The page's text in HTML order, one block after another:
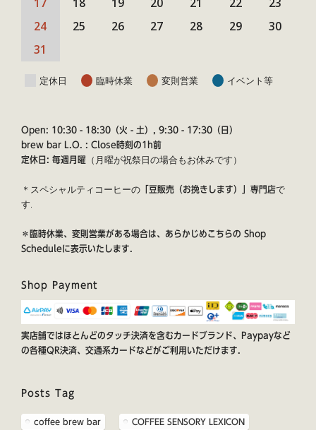
17
18 19 20 21 22
23
24
25 26 27 28 29
30
31
定休日 臨時休業 変則営業 イベント等
Open: 10:30 - 18:30（火 - 土）, 9:30 - 17:30（日）
brew bar L.O. : Close時刻の1h前
定休日: 毎週月曜
（月曜が祝祭日の場合もお休みです）
＊スペシャルティコーヒーの「豆販売（お挽きします）」専門店で
す.
＊臨時休業、変則営業がある場合は、あらかじめこちらの Shop
Scheduleに表示いたします.
Shop Payment
実店舗ではほとんどのタッチ決済を含むカードブランド、Paypayなど
の各種QR決済、交通系カードなどがご利用いただけます.
Posts Tag
coffee brew bar COFFEE SENSORY LEXICON